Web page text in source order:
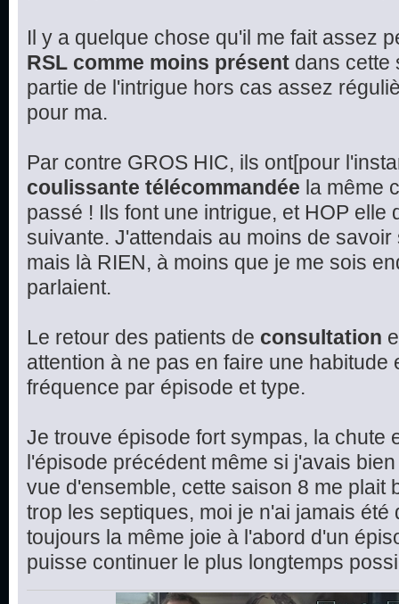
Il y a quelque chose qu'il me fait assez
RSL comme moins présent dans cette
partie de l'intrigue hors cas assez
pour ma.
Par contre GROS HIC, ils ont[pour
coulissante télécommandée la même
passé ! Ils font une intrigue, et HOP elle
suivante. J'attendais au moins de
mais là RIEN, à moins que je me sois
parlaient.
Le retour des patients de consultation
attention à ne pas en faire une habitude
fréquence par épisode et type.
Je trouve épisode fort sympas, la chute
l'épisode précédent même si j'avais
vue d'ensemble, cette saison 8 me plait
trop les septiques, moi je n'ai jamais
toujours la même joie à l'abord d'un
puisse continuer le plus longtemps